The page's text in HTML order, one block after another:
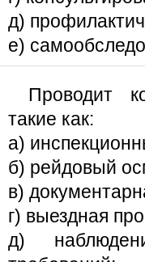
д)
е)
Проводит
такие как:
а)
б) рейдовый
в)
г) выездная
д)